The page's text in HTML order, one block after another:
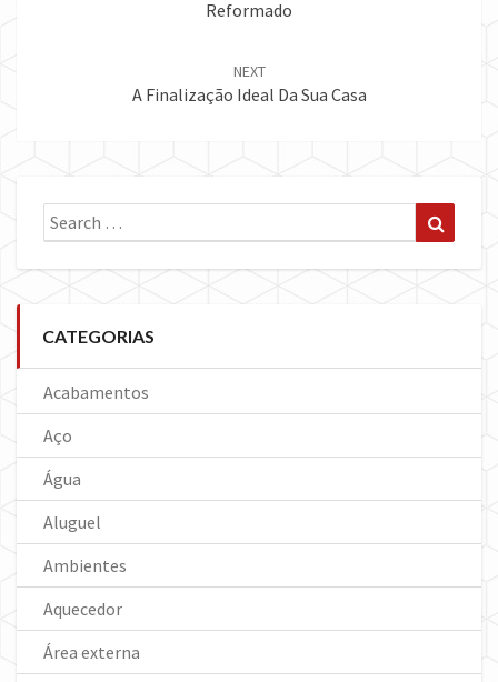
Reformado
NEXT
A Finalização Ideal Da Sua Casa
Search
for:
CATEGORIAS
Acabamentos
Aço
Água
Aluguel
Ambientes
Aquecedor
Área externa